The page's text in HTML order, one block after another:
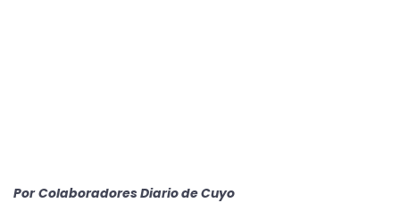
Por Colaboradores Diario de Cuyo